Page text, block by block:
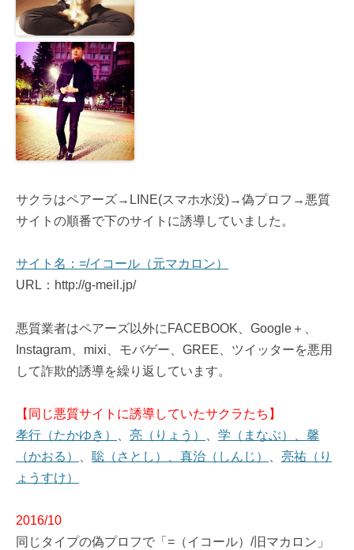
サクラはペアーズ→LINE(スマホ水没)→偽プロフ→悪質
サイトの順番で下のサイトに誘導していました。
サイト名：=/イコール（元マカロン）
URL：http://g-meil.jp/
悪質業者はペアーズ以外にFACEBOOK、Google＋、
Instagram、mixi、モバゲー、GREE、ツイッターを悪用
して詐欺的誘導を繰り返しています。
【同じ悪質サイトに誘導していたサクラたち】
孝行（たかゆき）
亮（りょう）
学（まなぶ）、馨
（かおる）
聡（さとし）、真治（しんじ）
亮祐（り
ょうすけ）
2016/10
同じタイプの偽プロフで「=（イコール）/旧マカロン」